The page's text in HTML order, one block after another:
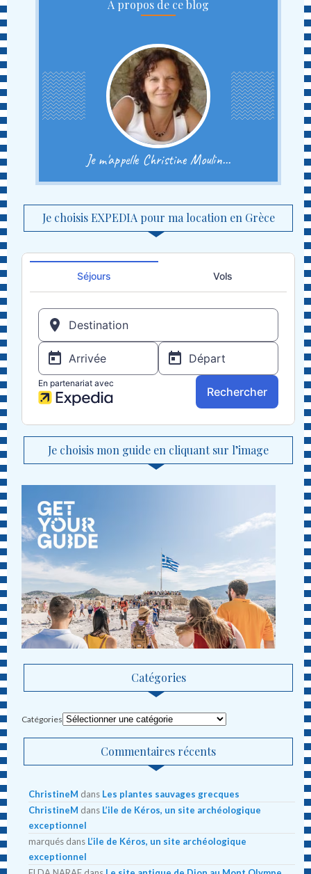
A propos de ce blog
Je m'appelle Christine Moulin...
Je choisis EXPEDIA pour ma location en Grèce
Je choisis mon guide en cliquant sur l’image
Catégories
Catégories
Commentaires récents
ChristineM dans Les plantes sauvages grecques
ChristineM dans L’ile de Kéros, un site archéologique
exceptionnel
marqués dans L’ile de Kéros, un site archéologique
exceptionnel